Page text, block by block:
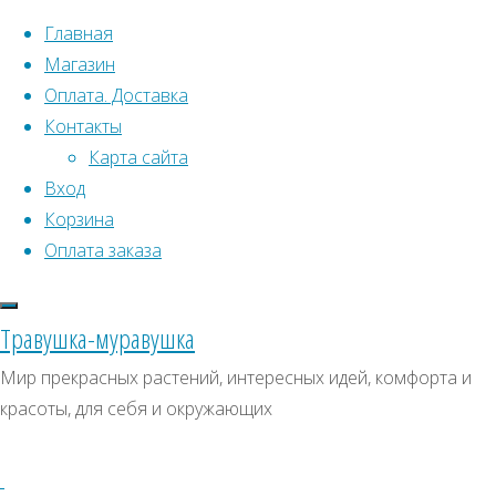
Перейти к содержимому
Главная
Магазин
Оплата. Доставка
Контакты
Карта сайта
Вход
Корзина
Оплата заказа
Травушка-муравушка
Мир прекрасных растений, интересных идей, комфорта и
красоты, для себя и окружающих
Что искать:
Поиск
с
меткой
“помидор”
помидор
Искать:
СКИДКИ, АКЦИИ
Категории магазина